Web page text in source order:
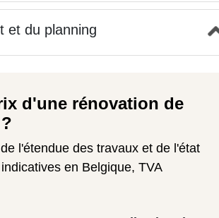
et du planning
d'une rénovation de
l'étendue des travaux et de l'état
en Belgique, TVA